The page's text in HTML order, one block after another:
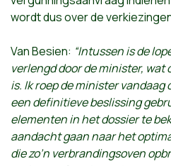
wordt dus over de
Van Besien: “Intussen is de
verlengd door de minister, wat
is. Ik roep de minister
een definitieve beslissing
elementen in het dossier te
aandacht gaan naar het
die zo’n verbrandingsoven